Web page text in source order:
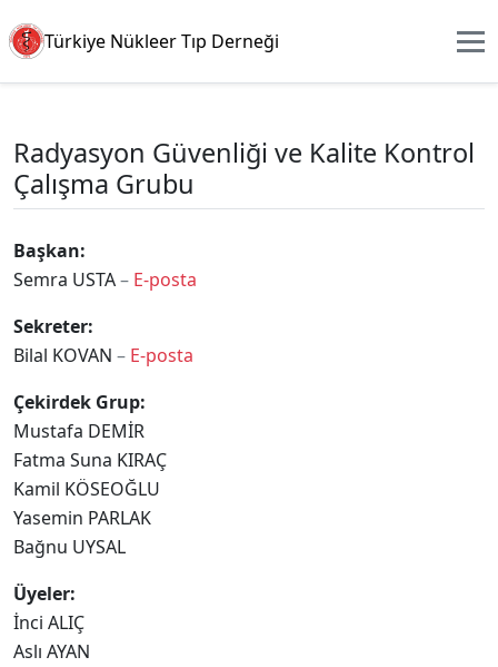
Türkiye Nükleer Tıp Derneği
Radyasyon Güvenliği ve Kalite Kontrol
Çalışma Grubu
Başkan:
Semra USTA– E-posta
Sekreter:
Bilal KOVAN – E-posta
Çekirdek Grup:
Mustafa DEMİR
Fatma Suna KIRAÇ
Kamil KÖSEOĞLU
Yasemin PARLAK
Bağnu UYSAL
Üyeler:
İnci ALIÇ
Aslı AYAN